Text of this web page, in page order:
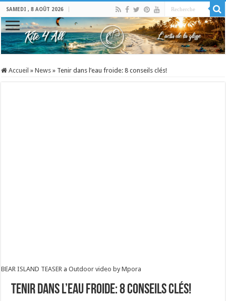
SAMEDI , 8 AOÛT 2026
Accueil » News » Tenir dans l’eau froide: 8 conseils clés!
BEAR ISLAND TEASER aOutdoor video by Mpora
Tenir dans l’eau froide: 8 conseils clés!